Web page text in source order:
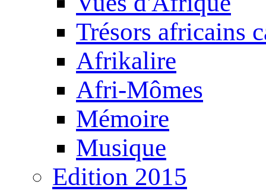
Trésors africains
Afrikalire
Afri-Mômes
Mémoire
Musique
Edition 2015